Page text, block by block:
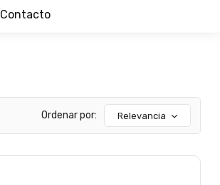
Contacto
Ordenar por: Relevancia